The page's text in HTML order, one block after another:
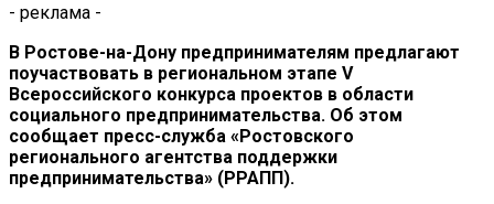
- реклама -
В Ростове-на-Дону предпринимателям предлагают
поучаствовать в региональном этапе V
Всероссийского конкурса проектов в области
социального предпринимательства. Об этом
сообщает пресс-служба «Ростовского
регионального агентства поддержки
предпринимательства» (РРАПП).